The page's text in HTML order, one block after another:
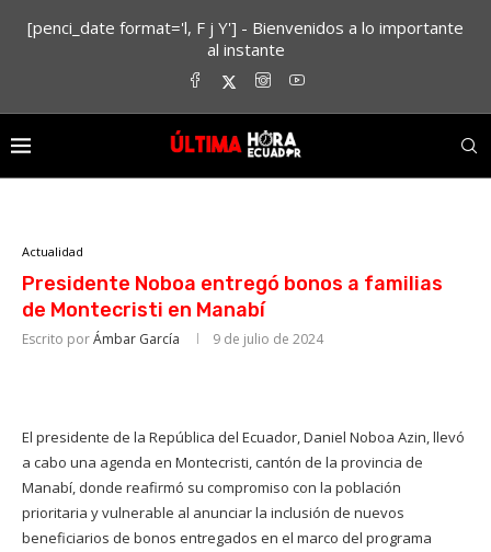
[penci_date format='l, F j Y'] - Bienvenidos a lo importante
al instante
Actualidad
Presidente Noboa entregó bonos a familias
de Montecristi en Manabí
Escrito porÁmbar García 9 de julio de 2024
El presidente de la República del Ecuador, Daniel Noboa Azin, llevó
a cabo una agenda en Montecristi, cantón de la provincia de
Manabí, donde reafirmó su compromiso con la población
prioritaria y vulnerable al anunciar la inclusión de nuevos
beneficiarios de bonos entregados en el marco del programa